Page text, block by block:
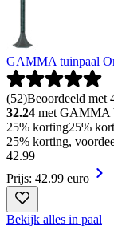
GAMMA tuinpaal
(52)Beoordeeld met
32.24 met GAMMA
25% korting25%
25% korting,
42.99
Prijs: 42.99 euro
Bekijk alles in paal